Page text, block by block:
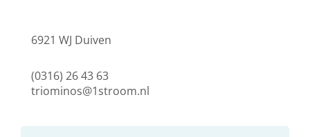
6921 WJ Duiven
(0316) 26 43 63
triominos@1stroom.nl